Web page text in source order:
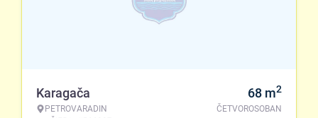
Karagača
PETROVARADIN
68 m2
ČETVOROSOBAN